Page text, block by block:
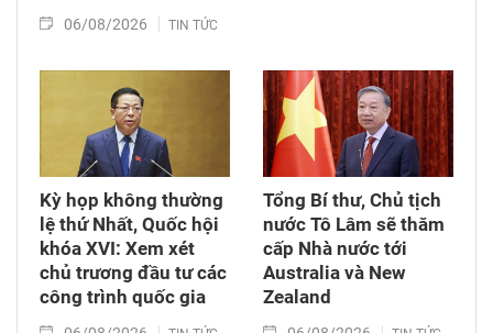
06/08/2026 TIN TỨC
Kỳ họp không thường
lệ thứ Nhất, Quốc hội
khóa XVI: Xem xét
chủ trương đầu tư các
công trình quốc gia
Tổng Bí thư, Chủ tịch
nước Tô Lâm sẽ thăm
cấp Nhà nước tới
Australia và New
Zealand